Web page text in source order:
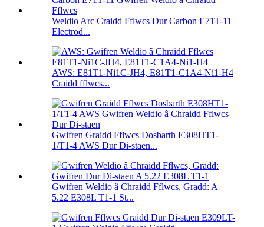
Weldio Arc Craidd Fflwcs Dur Carbon E71T-11
Electrod...
AWS: E81T1-Ni1C-JH4, E81T1-C1A4-Ni1-H4
Craidd fflwcs...
Gwifren Graidd Fflwcs Dosbarth E308HT1-
1/T1-4 AWS Dur Di-staen...
Gwifren Weldio â Chraidd Fflwcs, Gradd: A
5.22 E308L T1-1 St...